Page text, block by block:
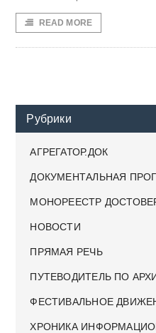
READ MORE
Рубрики
АГРЕГАТОР.ДОК
ДОКУМЕНТАЛЬНАЯ
МОНОРЕЕСТР
НОВОСТИ
ПРЯМАЯ РЕЧЬ
ПУТЕВОДИТЕЛЬ ПО
ФЕСТИВАЛЬНОЕ
ХРОНИКА